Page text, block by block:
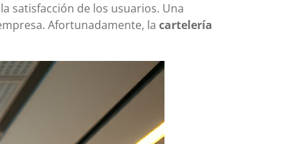
satisfacción de los usuarios. Una
Afortunadamente, la cartelería